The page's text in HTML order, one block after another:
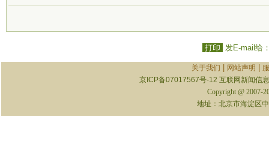
打印 发E-mail给
关于我们 网站声明
京ICP备07017567号-12 互联网新闻信
Copyright @ 2007-
地址：北京市海淀区